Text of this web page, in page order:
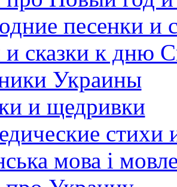
песенки и
сказки к дню
Украины
и щедривки
стихи
мова і